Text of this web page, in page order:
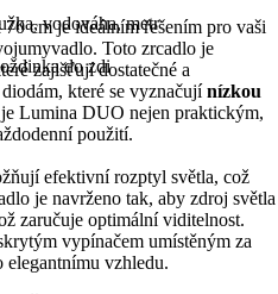
vodováha, metr
do zdi
cm je ideálním řešením pro vaši
Toto zrcadlo je
zajišťují dostatečné a
které se vyznačujínízkou
Lumina DUO nejen praktickým,
použití.
efektivní rozptyl světla, což
je navrženo tak, aby zdroj světla
zaručuje optimální viditelnost.
vypínačem umístěným za
elegantnímu vzhledu.